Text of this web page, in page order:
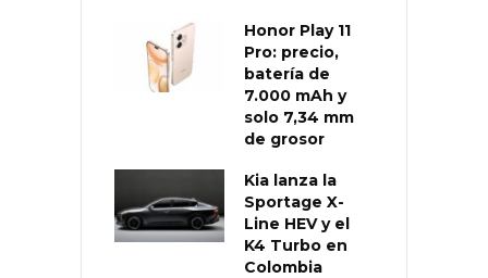
Honor Play 11
Pro: precio,
batería de
7.000 mAh y
solo 7,34 mm
de grosor
Kia lanza la
Sportage X-
Line HEV y el
K4 Turbo en
Colombia